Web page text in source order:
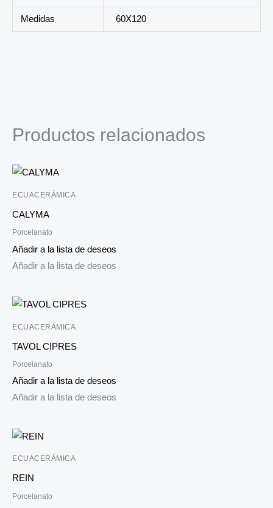
Medidas 60X120
Productos relacionados
ECUACERÁMICA
CALYMA
Porcelanato
Añadir a la lista de deseos
Añadir a la lista de deseos
ECUACERÁMICA
TAVOL CIPRES
Porcelanato
Añadir a la lista de deseos
Añadir a la lista de deseos
ECUACERÁMICA
REIN
Porcelanato